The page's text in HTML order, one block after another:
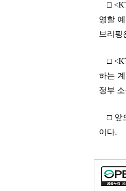
□
영할
브리핑
□
하는
정부
□ 앞
이다.